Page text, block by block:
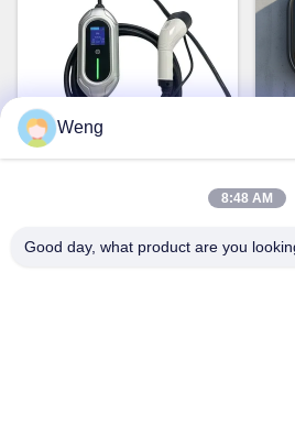
Pengisi Daya EV Portabel
Penggunaan Rumah Tangga
Weng
8:48 AM
Good day, what product are you